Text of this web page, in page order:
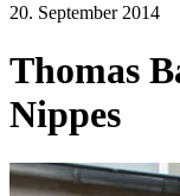
20. September 2014
Thomas
Nippes